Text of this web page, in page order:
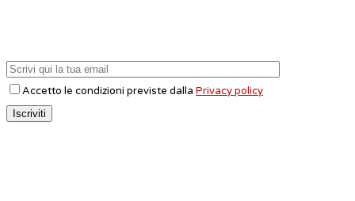
Accetto le condizioni previste dalla Privacy policy